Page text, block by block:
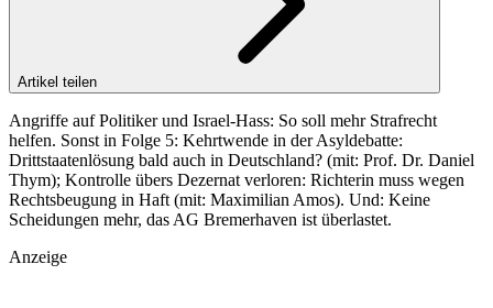
Artikel teilen
Angriffe auf Politiker und Israel-Hass: So soll mehr Strafrecht
helfen. Sonst in Folge 5: Kehrtwende in der Asyldebatte:
Drittstaatenlösung bald auch in Deutschland? (mit: Prof. Dr. Daniel
Thym); Kontrolle übers Dezernat verloren: Richterin muss wegen
Rechtsbeugung in Haft (mit: Maximilian Amos). Und: Keine
Scheidungen mehr, das AG Bremerhaven ist überlastet.
Anzeige